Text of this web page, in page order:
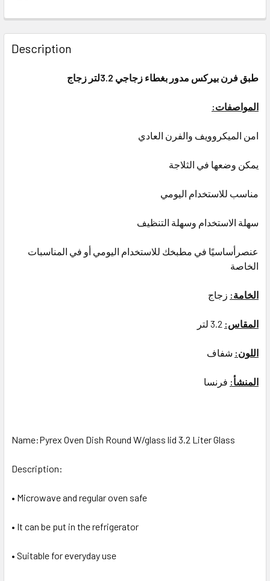
FREQUENTLY
BOUGHT
TOGETHER:
Description
طبق فرن بيركس مدور بغطاء زجاجي 3.2لتر زجاج
المواصفات:
امن الميكروويف والفرن العادي
يمكن وضعها في الثلاجة
مناسب للاستخدام اليومي
سهلة الاستخدام وسهلة التنظيف
عنصرأساسيًا في مطبخك للاستخدام اليومي أو في المناسبات
الخاصة
الخامة: زجاج
المقاس:
اللون: شفاف
المنشأ: فرنسا
Name:Pyrex Oven Dish Round W/glass lid 3.2 Liter Glass
Description:
• Microwave and regular oven safe
• It can be put in the refrigerator
• Suitable for everyday use